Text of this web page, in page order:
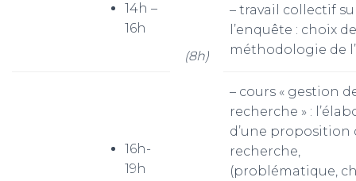
(8h)
14h –
16h
– travail collectif
l’enquête : choix
méthodologie de
16h-
19h
– cours « gestion
recherche » :
d’une proposition
recherche,
(problématique,